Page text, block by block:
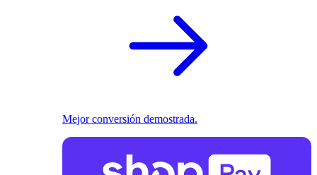
Mejor conversión demostrada.